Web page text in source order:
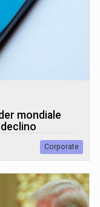
mondiale
Corporate